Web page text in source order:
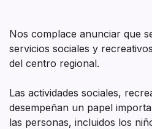
y
Nos complace anunciar que
servicios sociales y
del centro regional.
Las actividades sociales,
desempeñan un papel
las personas, incluidos los